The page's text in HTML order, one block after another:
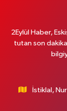
2Eylül Haber,
tutan son
İstiklal,